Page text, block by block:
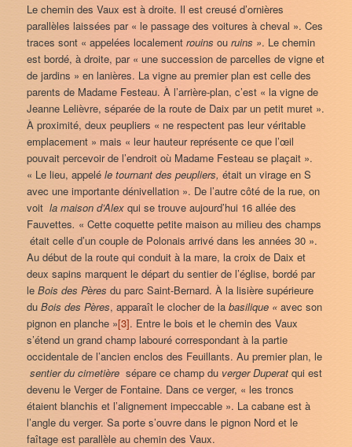
Le chemin des Vaux est à droite. Il est creusé d’ornières
parallèles laissées par « le passage des voitures à cheval ». Ces
traces sont « appelées localementrouins ouruins ». Le chemin
est bordé, à droite, par « une succession de parcelles de vigne et
de jardins » en lanières. La vigne au premier plan est celle des
parents de Madame Festeau. À l’arrière-plan, c’est « la vigne de
Jeanne Lelièvre, séparée de la route de Daix par un petit muret ».
À proximité, deux peupliers « ne respectent pas leur véritable
emplacement » mais « leur hauteur représente ce que l’œil
pouvait percevoir de l’endroit où Madame Festeau se plaçait ».
« Le lieu, appelé le tournant des peupliers,était un virage en S
avec une importante dénivellation ». De l’autre côté de la rue, on
voitla maison d’Alexqui se trouve aujourd’hui 16 allée des
Fauvettes. « Cette coquette petite maison au milieu des champs
était celle d’un couple de Polonais arrivé dans les années 30 ».
Au début de la route qui conduit à la mare, la croix de Daix et
deux sapins marquent le départ du sentier de l’église, bordé par
leBois des Pères du parc Saint-Bernard. À la lisière supérieure
duBois des Pères, apparaît le clocher de labasilique «avec son
pignon en planche »[3]. Entre le bois et le chemin des Vaux
s’étend un grand champ labouré correspondant à la partie
occidentale de l’ancien enclos des Feuillants. Au premier plan, le
sentier du cimetière sépare ce champ du verger Duperatqui est
devenu le Verger de Fontaine. Dans ce verger, « les troncs
étaient blanchis et l’alignement impeccable ». La cabane est à
l’angle du verger. Sa porte s’ouvre dans le pignon Nord et le
faîtage est parallèle au chemin des Vaux.